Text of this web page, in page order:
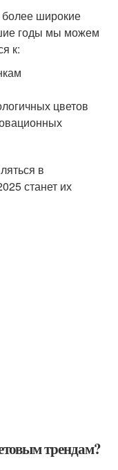
более широкие
годы мы можем
к:
цветов
в
станет их
трендам?